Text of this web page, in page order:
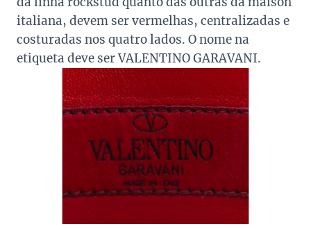
italiana, devem ser vermelhas, centralizadas e
costuradas nos quatro lados. O nome na
etiqueta deve ser VALENTINO GARAVANI.